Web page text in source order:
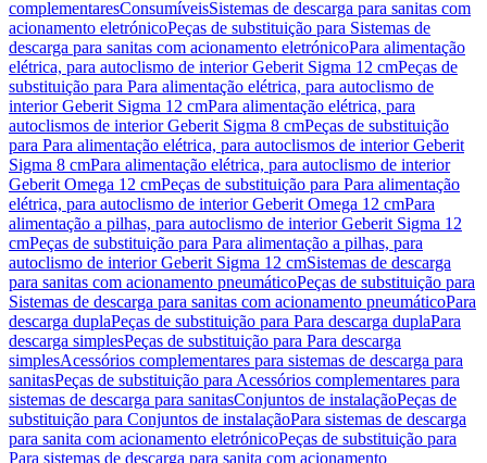
complementaresConsumíveisSistemas de descarga para sanitas com
acionamento eletrónicoPeças de substituição para Sistemas de
descarga para sanitas com acionamento eletrónicoPara alimentação
elétrica, para autoclismo de interior Geberit Sigma 12 cmPeças de
substituição para Para alimentação elétrica, para autoclismo de
interior Geberit Sigma 12 cmPara alimentação elétrica, para
autoclismos de interior Geberit Sigma 8 cmPeças de substituição
para Para alimentação elétrica, para autoclismos de interior Geberit
Sigma 8 cmPara alimentação elétrica, para autoclismo de interior
Geberit Omega 12 cmPeças de substituição para Para alimentação
elétrica, para autoclismo de interior Geberit Omega 12 cmPara
alimentação a pilhas, para autoclismo de interior Geberit Sigma 12
cmPeças de substituição para Para alimentação a pilhas, para
autoclismo de interior Geberit Sigma 12 cmSistemas de descarga
para sanitas com acionamento pneumáticoPeças de substituição para
Sistemas de descarga para sanitas com acionamento pneumáticoPara
descarga duplaPeças de substituição para Para descarga duplaPara
descarga simplesPeças de substituição para Para descarga
simplesAcessórios complementares para sistemas de descarga para
sanitasPeças de substituição para Acessórios complementares para
sistemas de descarga para sanitasConjuntos de instalaçãoPeças de
substituição para Conjuntos de instalaçãoPara sistemas de descarga
para sanita com acionamento eletrónicoPeças de substituição para
Para sistemas de descarga para sanita com acionamento